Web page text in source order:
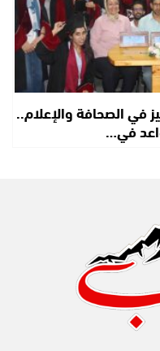
في الصحافة والإعلام..
في…